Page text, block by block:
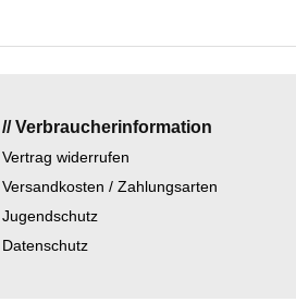
// Verbraucherinformation
Vertrag widerrufen
Versandkosten / Zahlungsarten
Jugendschutz
Datenschutz